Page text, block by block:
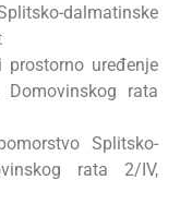
dalmatinske
uređenje
Domovinskog rata
Splitsko-
rata 2/IV,